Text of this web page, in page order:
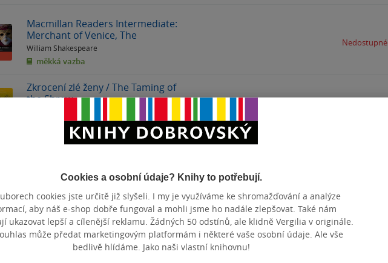
Macmillan Readers Intermediate:
Merchant of Venice, The
William Shakespeare
měkká vazba
Nedostupné
Zkrocení zlé ženy / The Taming of
the Shrew
pevná vazba
for 2026, 2027 exams
měkká vazba
Taming of the Shrew: York Notes
Advanced - for 2026, 2027 exams
William Shakespeare
Cookies a osobní údaje? Knihy to potřebují.
cookies jste určitě již slyšeli. I my je využíváme ke shromažďování a analýze
aby náš e-shop dobře fungoval a mohli jsme ho nadále zlepšovat. Také nám
ukazovat lepší a cílenější reklamu. Žádných 50 odstínů, ale klidně Vergilia v originále.
může předat marketingovým platformám i některé vaše osobní údaje. Ale vše
bedlivě hlídáme. Jako naši vlastní knihovnu!